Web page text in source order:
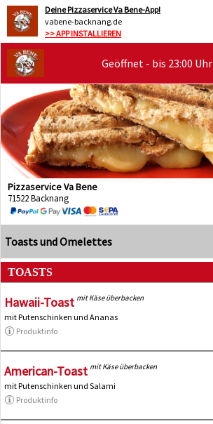
Deine Pizzaservice Va Bene-App!
vabene-backnang.de
>> APP INSTALLIEREN
Geöffnet - bis 23:00 Uhr
Pizzaservice Va Bene
71522 Backnang
Toasts und Omelettes
TOASTS
Hawaii-Toast mit Käse überbacken
mit Putenschinken und Ananas
Produktinfo
American-Toast mit Käse überbacken
mit Putenschinken und Salami
Produktinfo